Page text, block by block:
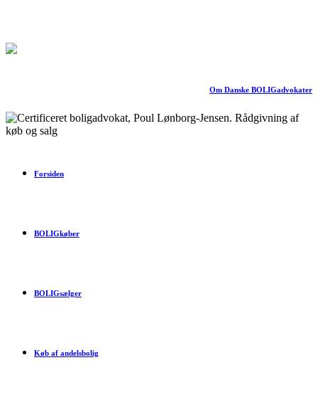
Om Danske BOLIGadvokater
Forsiden
BOLIGkøber
BOLIGsælger
Køb af andelsbolig